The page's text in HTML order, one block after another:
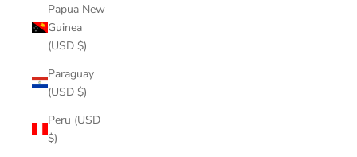
Papua New
Guinea
(USD $)
Paraguay
(USD $)
Peru (USD
$)